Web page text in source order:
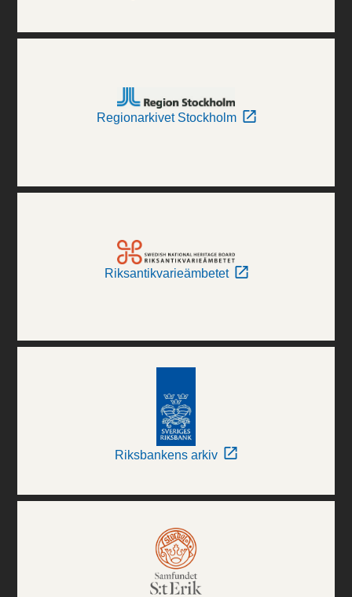
Regionarkivet Stockholm
Riksantikvarieämbetet
Riksbankens arkiv